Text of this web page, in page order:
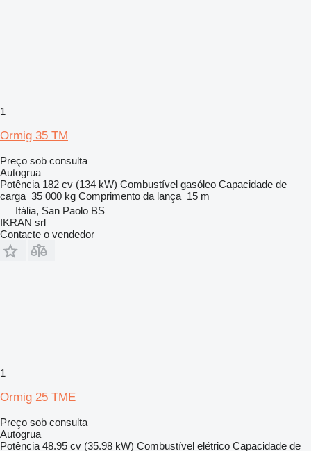
1
Ormig 35 TM
Preço sob consulta
Autogrua
Potência 182 cv (134 kW) Combustível gasóleo Capacidade de
carga 35 000 kg Comprimento da lança 15 m
Itália, San Paolo BS
IKRAN srl
Contacte o vendedor
1
Ormig 25 TME
Preço sob consulta
Autogrua
Potência 48.95 cv (35.98 kW) Combustível elétrico Capacidade de